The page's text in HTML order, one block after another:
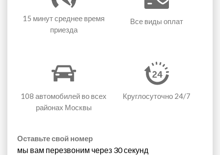
15 минутсреднее время
приезда
Все виды оплат
108 автомобилей во всех
районах Москвы
Круглосуточно 24/7
Оставьте свой номер
мы вам перезвоним через 30 секунд